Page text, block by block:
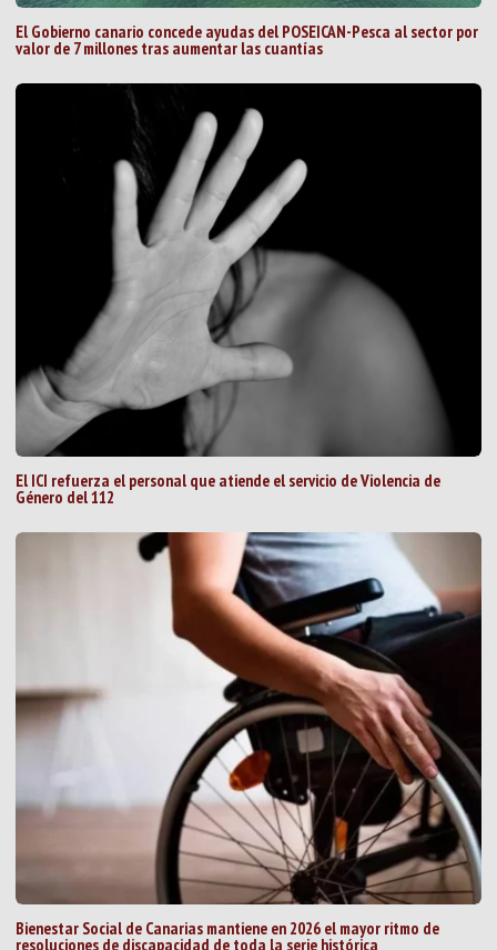
El Gobierno canario concede ayudas del POSEICAN-Pesca al sector por
valor de 7 millones tras aumentar las cuantías
El ICI refuerza el personal que atiende el servicio de Violencia de
Género del 112
Bienestar Social de Canarias mantiene en 2026 el mayor ritmo de
resoluciones de discapacidad de toda la serie histórica